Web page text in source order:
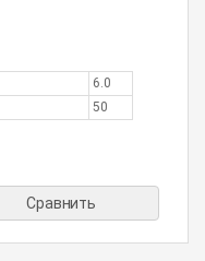
6.0
50
Сравнить